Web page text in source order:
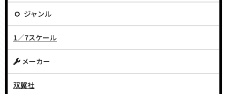
ジャンル
1／7スケール
メーカー
双翼社